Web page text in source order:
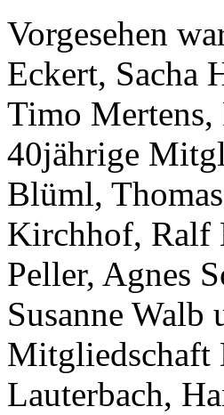
Vorgesehen
Eckert, Sacha
Timo Mertens,
40jährige
Blüml,
Kirchhof, Ralf
Peller, Agnes
Susanne
Mitgliedschaft
Lauterbach,